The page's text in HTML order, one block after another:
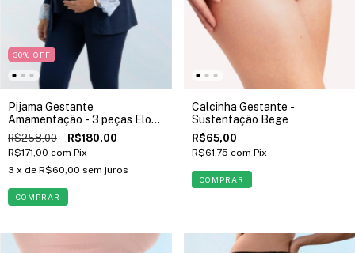
30% OFF
Pijama Gestante
Amamentação - 3 peças Eloá
Azul
R$258,00 R$180,00
R$171,00 com Pix
3 x de R$60,00 sem juros
COMPRAR
Calcinha Gestante -
Sustentação Bege
R$65,00
R$61,75 com Pix
COMPRAR